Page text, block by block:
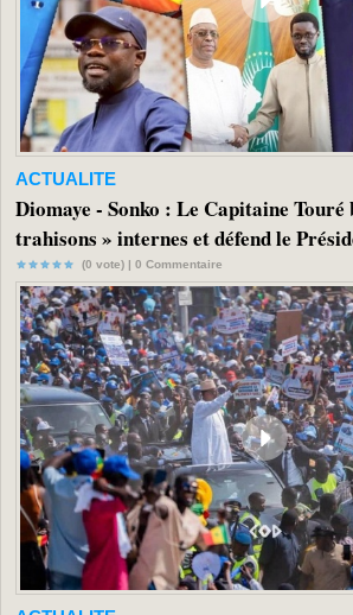
ACTUALITE
Diomaye - Sonko : Le Capitaine Touré
trahisons » internes et défend le
(0 vote) | 0 Commentaire